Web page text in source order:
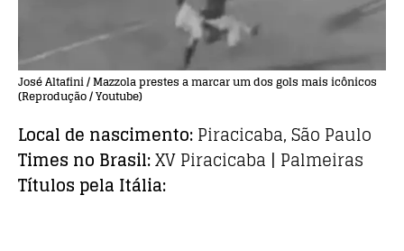
José Altafini / Mazzola prestes a marcar um dos gols mais icônicos
(Reprodução / Youtube)
Local de nascimento:Piracicaba, São Paulo
Times no Brasil:XV Piracicaba | Palmeiras
Títulos pela Itália: